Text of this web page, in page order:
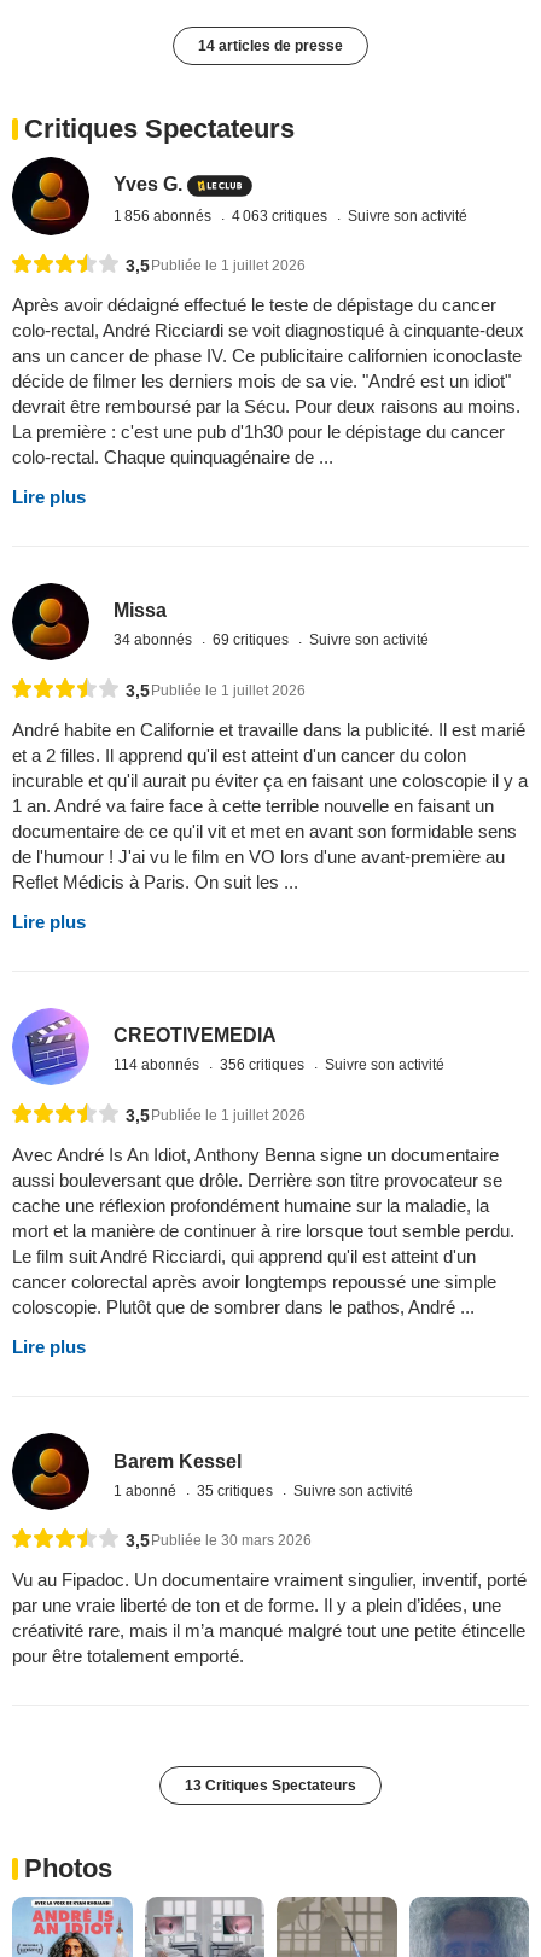
14 articles de presse
Critiques Spectateurs
Yves G.
1 856 abonnés 4 063 critiques Suivre son activité
3,5Publiée le 1 juillet 2026
Après avoir dédaigné effectué le teste de dépistage du cancer
colo-rectal, André Ricciardi se voit diagnostiqué à cinquante-deux
ans un cancer de phase IV. Ce publicitaire californien iconoclaste
décide de filmer les derniers mois de sa vie. "André est un idiot"
devrait être remboursé par la Sécu. Pour deux raisons au moins.
La première : c'est une pub d'1h30 pour le dépistage du cancer
colo-rectal. Chaque quinquagénaire de ...
Lire plus
Missa
34 abonnés 69 critiques Suivre son activité
3,5Publiée le 1 juillet 2026
André habite en Californie et travaille dans la publicité. Il est marié
et a 2 filles. Il apprend qu'il est atteint d'un cancer du colon
incurable et qu'il aurait pu éviter ça en faisant une coloscopie il y a
1 an. André va faire face à cette terrible nouvelle en faisant un
documentaire de ce qu'il vit et met en avant son formidable sens
de l'humour ! J'ai vu le film en VO lors d'une avant-première au
Reflet Médicis à Paris. On suit les ...
Lire plus
CREOTIVEMEDIA
114 abonnés 356 critiques Suivre son activité
3,5 Publiée le 1 juillet 2026
Avec André Is An Idiot, Anthony Benna signe un documentaire
aussi bouleversant que drôle. Derrière son titre provocateur se
cache une réflexion profondément humaine sur la maladie, la
mort et la manière de continuer à rire lorsque tout semble perdu.
Le film suit André Ricciardi, qui apprend qu'il est atteint d'un
cancer colorectal après avoir longtemps repoussé une simple
coloscopie. Plutôt que de sombrer dans le pathos, André ...
Lire plus
Barem Kessel
1 abonné 35 critiques Suivre son activité
3,5 Publiée le 30 mars 2026
Vu au Fipadoc. Un documentaire vraiment singulier, inventif, porté
par une vraie liberté de ton et de forme. Il y a plein d’idées, une
créativité rare, mais il m’a manqué malgré tout une petite étincelle
pour être totalement emporté.
13 Critiques Spectateurs
Photos